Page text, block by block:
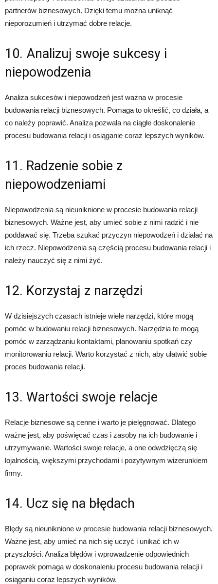
partnerów biznesowych. Dzięki temu można uniknąć
nieporozumień i utrzymać dobre relacje.
10. Analizuj swoje sukcesy i
niepowodzenia
Analiza sukcesów i niepowodzeń jest ważna w procesie
budowania relacji biznesowych. Pomaga to określić, co działa, a
co należy poprawić. Analiza pozwala na ciągłe doskonalenie
procesu budowania relacji i osiąganie coraz lepszych wyników.
11. Radzenie sobie z
niepowodzeniami
Niepowodzenia są nieuniknione w procesie budowania relacji
biznesowych. Ważne jest, aby umieć sobie z nimi radzić i nie
poddawać się. Trzeba szukać przyczyn niepowodzeń i działać na
ich rzecz. Niepowodzenia są częścią procesu budowania relacji i
należy nauczyć się z nimi żyć.
12. Korzystaj z narzędzi
W dzisiejszych czasach istnieje wiele narzędzi, które mogą
pomóc w budowaniu relacji biznesowych. Narzędzia te mogą
pomóc w zarządzaniu kontaktami, planowaniu spotkań czy
monitorowaniu relacji. Warto korzystać z nich, aby ułatwić sobie
proces budowania relacji.
13. Wartości swoje relacje
Relacje biznesowe są cenne i warto je pielęgnować. Dlatego
ważne jest, aby poświęcać czas i zasoby na ich budowanie i
utrzymywanie. Wartości swoje relacje, a one odwdzięczą się
lojalnością, większymi przychodami i pozytywnym wizerunkiem
firmy.
14. Ucz się na błędach
Błędy są nieuniknione w procesie budowania relacji biznesowych.
Ważne jest, aby umieć na nich się uczyć i unikać ich w
przyszłości. Analiza błędów i wprowadzenie odpowiednich
poprawek pomaga w doskonaleniu procesu budowania relacji i
osiąganiu coraz lepszych wyników.